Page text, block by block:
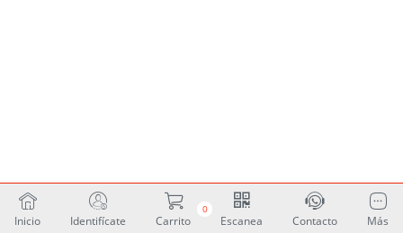
Inicio Identifícate
0
Carrito Escanea Contacto Más